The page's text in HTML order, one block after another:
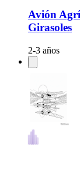
Avión
Girasoles
2-3 años